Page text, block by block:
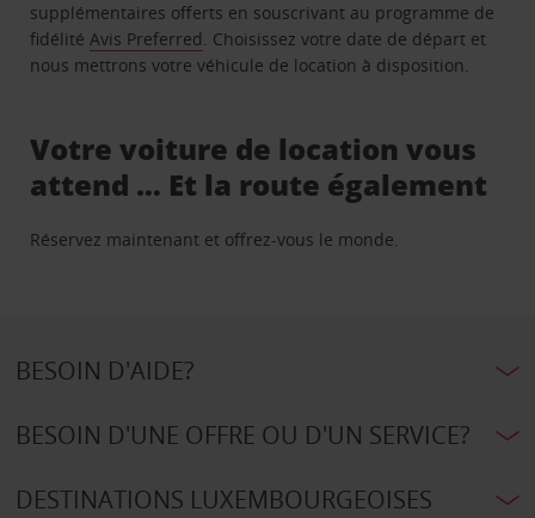
supplémentaires offerts en souscrivant au programme de
fidélitéAvis Preferred. Choisissez votre date de départ et
nous mettrons votre véhicule de location à disposition.
Votre voiture de location vous
attend … Et la route également
Réservez maintenant et offrez-vous le monde.
BESOIN D'AIDE?
BESOIN D'UNE OFFRE OU D'UN SERVICE?
DESTINATIONS LUXEMBOURGEOISES